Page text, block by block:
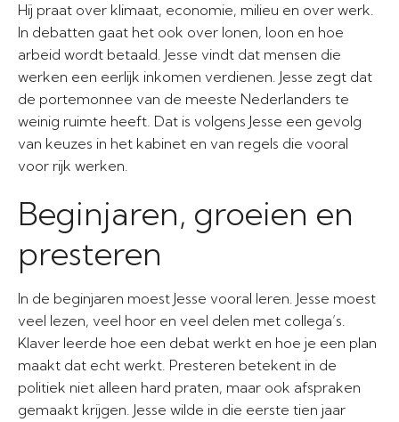
Hij praat over klimaat, economie, milieu en over werk.
In debatten gaat het ook over lonen, loon en hoe
arbeid wordt betaald. Jesse vindt dat mensen die
werken een eerlijk inkomen verdienen. Jesse zegt dat
de portemonnee van de meeste Nederlanders te
weinig ruimte heeft. Dat is volgens Jesse een gevolg
van keuzes in het kabinet en van regels die vooral
voor rijk werken.
Beginjaren, groeien en
presteren
In de beginjaren moest Jesse vooral leren. Jesse moest
veel lezen, veel hoor en veel delen met collega’s.
Klaver leerde hoe een debat werkt en hoe je een plan
maakt dat echt werkt. Presteren betekent in de
politiek niet alleen hard praten, maar ook afspraken
gemaakt krijgen. Jesse wilde in die eerste tien jaar